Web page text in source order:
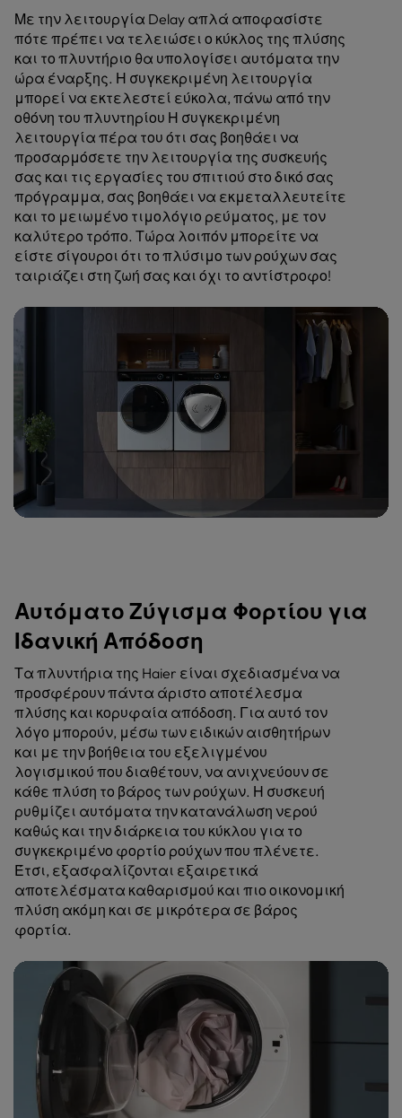
Με την λειτουργία Delay απλά αποφασίστε
πότε πρέπει να τελειώσει ο κύκλος της πλύσης
και το πλυντήριο θα υπολογίσει αυτόματα την
ώρα έναρξης. Η συγκεκριμένη λειτουργία
μπορεί να εκτελεστεί εύκολα, πάνω από την
οθόνη του πλυντηρίου Η συγκεκριμένη
λειτουργία πέρα του ότι σας βοηθάει να
προσαρμόσετε την λειτουργία της συσκευής
σας και τις εργασίες του σπιτιού στο δικό σας
πρόγραμμα, σας βοηθάει να εκμεταλλευτείτε
και το μειωμένο τιμολόγιο ρεύματος, με τον
καλύτερο τρόπο. Τώρα λοιπόν μπορείτε να
είστε σίγουροι ότι το πλύσιμο των ρούχων σας
ταιριάζει στη ζωή σας και όχι το αντίστροφο!
Αυτόματο Ζύγισμα Φορτίου για
Ιδανική Απόδοση
Τα πλυντήρια της Haier είναι σχεδιασμένα να
προσφέρουν πάντα άριστο αποτέλεσμα
πλύσης και κορυφαία απόδοση. Για αυτό τον
λόγο μπορούν, μέσω των ειδικών αισθητήρων
και με την βοήθεια του εξελιγμένου
λογισμικού που διαθέτουν, να ανιχνεύουν σε
κάθε πλύση το βάρος των ρούχων. Η συσκευή
ρυθμίζει αυτόματα την κατανάλωση νερού
καθώς και την διάρκεια του κύκλου για το
συγκεκριμένο φορτίο ρούχων που πλένετε.
Έτσι, εξασφαλίζονται εξαιρετικά
αποτελέσματα καθαρισμού και πιο οικονομική
πλύση ακόμη και σε μικρότερα σε βάρος
φορτία.